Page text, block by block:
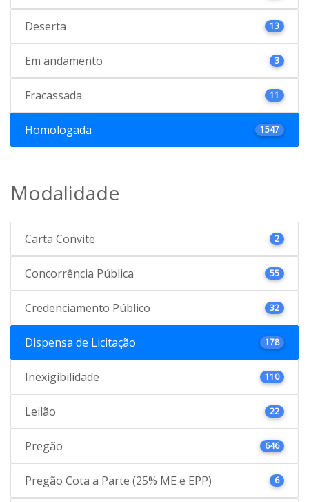
Deserta 13
Em andamento 3
Fracassada 11
Homologada 1547
Modalidade
Carta Convite 2
Concorrência Pública 55
Credenciamento Público 32
Dispensa de Licitação 178
Inexigibilidade 110
Leilão 22
Pregão 646
Pregão Cota a Parte (25% ME e EPP) 6